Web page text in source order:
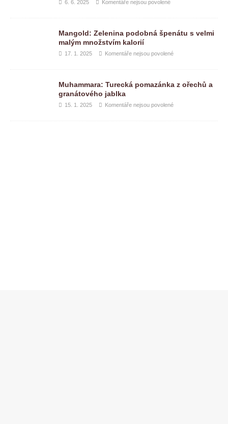
6. 6. 2025 Komentáře nejsou povolené
Mangold: Zelenina podobná špenátu s velmi
malým množstvím kalorií
17. 1. 2025 Komentáře nejsou povolené
Muhammara: Turecká pomazánka z ořechů a
granátového jablka
15. 1. 2025 Komentáře nejsou povolené